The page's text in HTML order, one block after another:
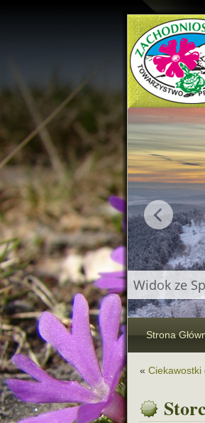
Widok ze
Strona
« Ciekawostki